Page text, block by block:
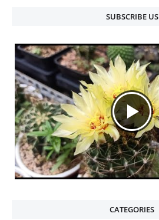
SUBSCRIBE US
CATEGORIES